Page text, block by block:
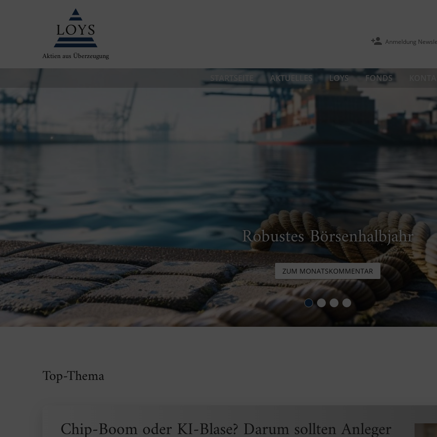
Aktien aus Überzeugung
Anmeldung
STARTSEITE AKTUELLES LOYS FONDS
Innovation als Werttreiber: Die
AG startet neuen
ZUR WEBSEITE
Top-Thema
Chip-Boom oder KI-Blase? Darum sollten Anleger